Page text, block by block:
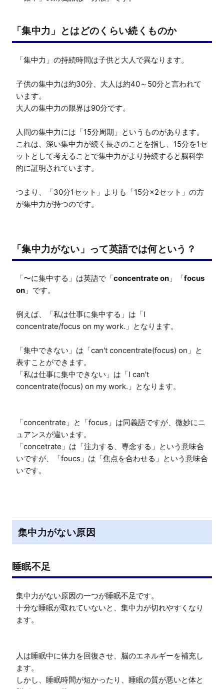
「集中力」とはどのくらい続くものか
「集中力」の持続時間は子供と大人で異なります。
子供の集中力は約30分、大人は約40～50分と言われて
います。
大人の集中力の限界は90分です。
人間の集中力には「15分周期」というものがあります。
これは、深い集中力が続く長さのことを指し、15分を1セ
ットとして考えることで集中力がより持続すると脳科学
的に証明されています。
つまり、「30分1セット」よりも「15分×2セット」の方
が集中力が持つのです。
「集中力がない」って英語では何という？
「〜に集中する」は英語で「concentrate on 」「focus
on 」です。
例えば、「私は仕事に集中する」は「I
concentrate/focus on my work.」となります。
「集中できない」は「can't concentrate(focus) on」と
表すことができます。
「私は仕事に集中できない」は「I can't
concentrate(focus) on my work.」となります。
「concentrate」と「focus」は同義語ですが、微妙にニ
ュアンスが違います。
「concetrate」は「注力する、専念する」という意味合
いですが、「foucs」は「焦点を合わせる」という意味合
いです。
集中力がない原因
睡眠不足
集中力がない原因の一つが睡眠不足です。
十分な睡眠が取れていないと、集中力が切れやすくなり
ます。
人は睡眠中に体力を回復させ、脳のエネルギーを補充し
ます。
しかし、睡眠時間が短かったり、睡眠の質が悪いと体と